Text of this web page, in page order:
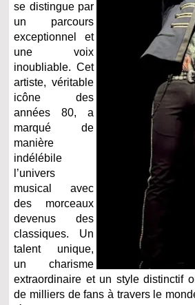
se distingue par
un parcours
exceptionnel et
une voix
inoubliable. Cet
artiste, véritable
icône des
années 80, a
marqué de
manière
indélébile
l’univers
musical avec
des morceaux
devenus des
classiques. Un
talent unique,
un charisme
extraordinaire et un style distinctif
de milliers de fans à travers le